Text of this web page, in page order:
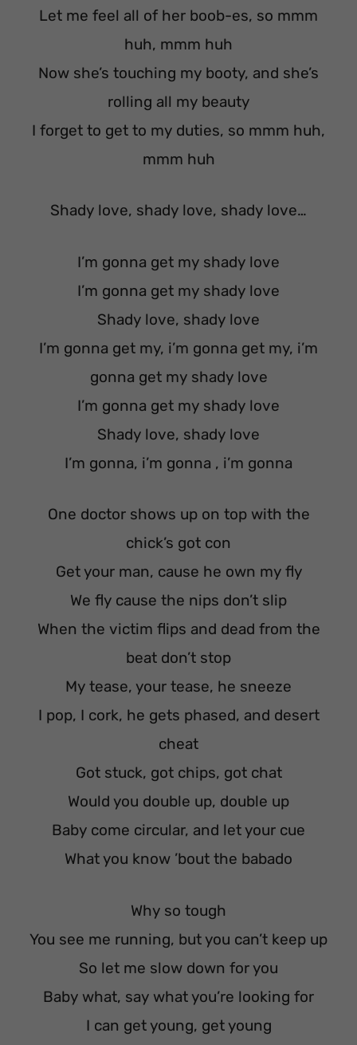
Let me feel all of her boob-es, so mmm
huh, mmm huh
Now she’s touching my booty, and she’s
rolling all my beauty
I forget to get to my duties, so mmm huh,
mmm huh
Shady love, shady love, shady love…
I’m gonna get my shady love
I’m gonna get my shady love
Shady love, shady love
I’m gonna get my, i’m gonna get my, i’m
gonna get my shady love
I’m gonna get my shady love
Shady love, shady love
I’m gonna, i’m gonna , i’m gonna
One doctor shows up on top with the
chick’s got con
Get your man, cause he own my fly
We fly cause the nips don’t slip
When the victim flips and dead from the
beat don’t stop
My tease, your tease, he sneeze
I pop, I cork, he gets phased, and desert
cheat
Got stuck, got chips, got chat
Would you double up, double up
Baby come circular, and let your cue
What you know ’bout the babado
Why so tough
You see me running, but you can’t keep up
So let me slow down for you
Baby what, say what you’re looking for
I can get young, get young